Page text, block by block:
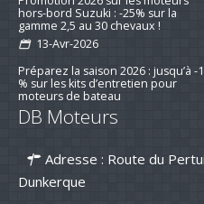
20-Avr-2026
Promotion 2026 sur les moteurs
hors-bord Suzuki : -25% sur la
13-Avr-2026
Préparez la saison 2026 : jusqu’à -15
% sur les kits d’entretien pour
16-mar-2026
Nouvelle série "Stealth Line" chez
Suzuki Marine : Disponible dès
DB Moteurs
Adresse : Route du
Dunkerque